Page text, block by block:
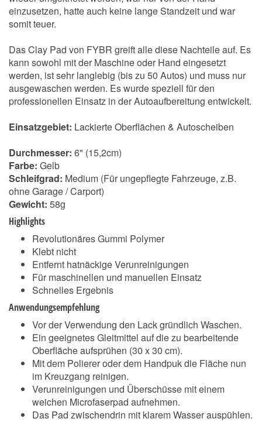
einzusetzen, hatte auch keine lange Standzeit und war
somit teuer.
Das Clay Pad von FYBR greift alle diese Nachteile auf. Es
kann sowohl mit der Maschine oder Hand eingesetzt
werden, ist sehr langlebig (bis zu 50 Autos) und muss nur
ausgewaschen werden. Es wurde speziell für den
professionellen Einsatz in der Autoaufbereitung entwickelt.
Einsatzgebiet: Lackierte Oberflächen & Autoscheiben
Durchmesser: 6" (15,2cm)
Farbe: Gelb
Schleifgrad: Medium (Für ungepflegte Fahrzeuge, z.B.
ohne Garage / Carport)
Gewicht: 58g
Highlights
Revolutionäres Gummi Polymer
Klebt nicht
Entfernt hatnäckige Verunreinigungen
Für maschinellen und manuellen Einsatz
Schnelles Ergebnis
Anwendungsempfehlung
Vor der Verwendung den Lack gründlich Waschen.
Ein geeignetes Gleitmittel auf die zu bearbeitende
Oberfläche aufsprühen (30 x 30 cm).
Mit dem Polierer oder dem Handpuk die Fläche nun
im Kreuzgang reinigen.
Verunreinigungen und Überschüsse mit einem
weichen Microfaserpad aufnehmen.
Das Pad zwischendrin mit klarem Wasser auspühlen.